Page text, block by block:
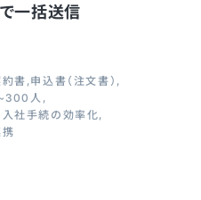
一括送信
書 申込書（注文書）
人
入社手続の効率化